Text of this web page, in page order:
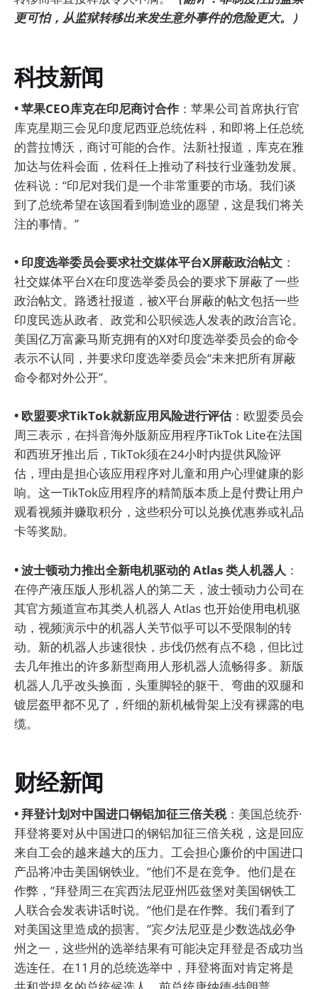
更可怕，从监狱转移出来发生意外事件的危险更大。）
科技新闻
• 苹果CEO库克在印尼商讨合作 ：苹果公司首席执行官
库克星期三会见印度尼西亚总统佐科，和即将上任总统
的普拉博沃，商讨可能的合作。法新社报道，库克在雅
加达与佐科会面，佐科任上推动了科技行业蓬勃发展。
佐科说：“印尼对我们是一个非常重要的市场。我们谈
到了总统希望在该国看到制造业的愿望，这是我们将关
注的事情。”
• 印度选举委员会要求社交媒体平台X屏蔽政治帖文 ：
社交媒体平台X在印度选举委员会的要求下屏蔽了一些
政治帖文。路透社报道，被X平台屏蔽的帖文包括一些
印度民选从政者、政党和公职候选人发表的政治言论。
美国亿万富豪马斯克拥有的X对印度选举委员会的命令
表示不认同，并要求印度选举委员会“未来把所有屏蔽
命令都对外公开”。
• 欧盟要求TikTok就新应用风险进行评估：欧盟委员会
周三表示，在抖音海外版新应用程序TikTok Lite在法国
和西班牙推出后，TikTok须在24小时内提供风险评
估，理由是担心该应用程序对儿童和用户心理健康的影
响。这一TikTok应用程序的精简版本质上是付费让用户
观看视频并赚取积分，这些积分可以兑换优惠券或礼品
卡等奖励。
• 波士顿动力推出全新电机驱动的 Atlas 类人机器人 ：
在停产液压版人形机器人的第二天，波士顿动力公司在
其官方频道宣布其类人机器人 Atlas 也开始使用电机驱
动，视频演示中的机器人关节似乎可以不受限制的转
动。新的机器人步速很快，步伐仍然有点不稳，但比过
去几年推出的许多新型商用人形机器人流畅得多。新版
机器人几乎改头换面，头重脚轻的躯干、弯曲的双腿和
镀层盔甲都不见了，纤细的新机械骨架上没有裸露的电
缆。
财经新闻
• 拜登计划对中国进口钢铝加征三倍关税：美国总统乔·
拜登将要对从中国进口的钢铝加征三倍关税，这是回应
来自工会的越来越大的压力。工会担心廉价的中国进口
产品将冲击美国钢铁业。“他们不是在竞争。他们是在
作弊，”拜登周三在宾西法尼亚州匹兹堡对美国钢铁工
人联合会发表讲话时说。“他们是在作弊。我们看到了
对美国这里造成的损害。”宾夕法尼亚是少数选战必争
州之一，这些州的选举结果有可能决定拜登是否成功当
选连任。在11月的总统选举中，拜登将面对肯定将是